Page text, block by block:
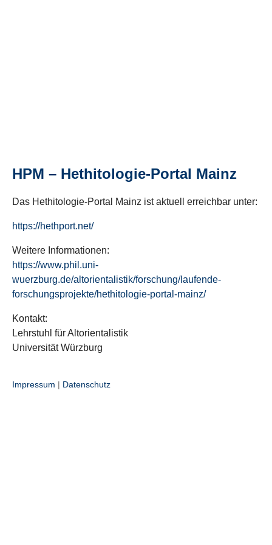
HPM – Hethitologie-Portal Mainz
Das Hethitologie-Portal Mainz ist aktuell erreichbar unter:
https://hethport.net/
Weitere Informationen:
https://www.phil.uni-
wuerzburg.de/altorientalistik/forschung/laufende-
forschungsprojekte/hethitologie-portal-mainz/
Kontakt:
Lehrstuhl für Altorientalistik
Universität Würzburg
Impressum | Datenschutz